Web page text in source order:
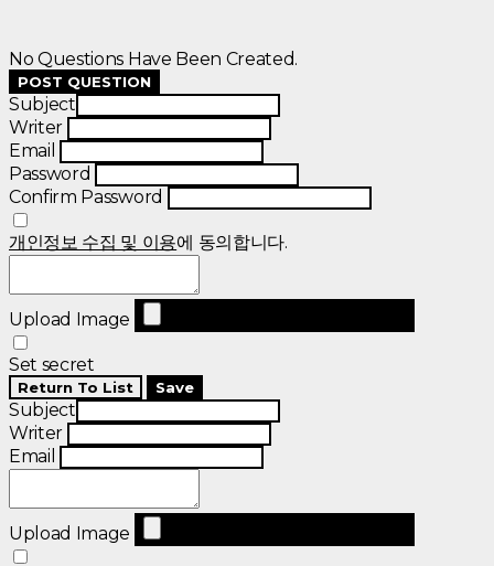
No Questions Have Been Created.
POST QUESTION
Subject
Writer
Email
Password
Confirm Password
개인정보 수집 및 이용에 동의합니다.
Upload Image
Set secret
Return To List Save
Subject
Writer
Email
Upload Image